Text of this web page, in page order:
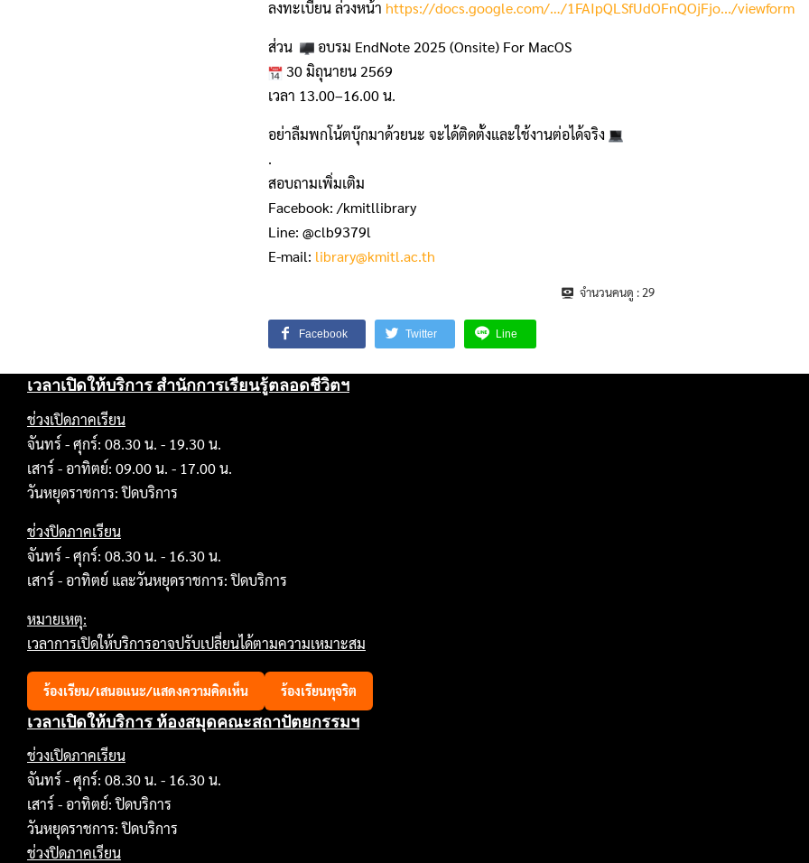
ลงทะเบียน ล่วงหน้า https://docs.google.com/…/1FAIpQLSfUdOFnQOjFjo.../viewform
ส่วน
อบรม EndNote 2025 (Onsite) For MacOS
30 มิถุนายน 2569
เวลา 13.00–16.00 น.
อย่าลืมพกโน้ตบุ๊กมาด้วยนะ จะได้ติดตั้งและใช้งานต่อได้จริง
.
สอบถามเพิ่มเติม
Facebook: /kmitllibrary
Line: @clb9379l
E-mail: library@kmitl.ac.th
จำนวนคนดู :29
Facebook Twitter Line
เวลาเปิดให้บริการ สำนักการเรียนรู้ตลอดชีวิตฯ
ช่วงเปิดภาคเรียน
จันทร์ - ศุกร์: 08.30 น. - 19.30 น.
เสาร์ - อาทิตย์: 09.00 น. - 17.00 น.
วันหยุดราชการ: ปิดบริการ
ช่วงปิดภาคเรียน
จันทร์ - ศุกร์: 08.30 น. - 16.30 น.
เสาร์ - อาทิตย์ และวันหยุดราชการ: ปิดบริการ
หมายเหตุ:
เวลาการเปิดให้บริการอาจปรับเปลี่ยนได้ตามความเหมาะสม
ร้องเรียน/เสนอแนะ/แสดงความคิดเห็น ร้องเรียนทุจริต
เวลาเปิดให้บริการ ห้องสมุดคณะสถาปัตยกรรมฯ
ช่วงเปิดภาคเรียน
จันทร์ - ศุกร์: 08.30 น. - 16.30 น.
เสาร์ - อาทิตย์: ปิดบริการ
วันหยุดราชการ: ปิดบริการ
ช่วงปิดภาคเรียน